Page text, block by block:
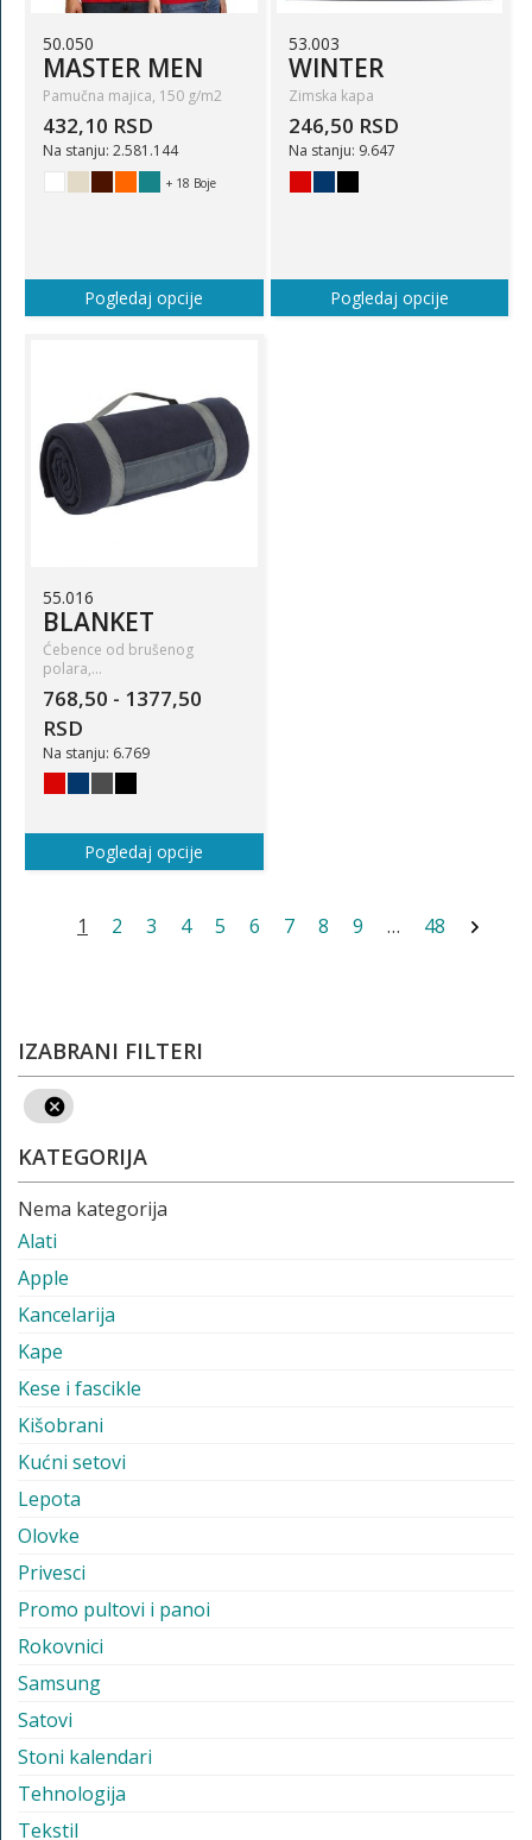
50.050
MASTER MEN
Pamučna majica, 150 g/m2
432,10 RSD
Na stanju: 2.581.144
+ 18 Boje
Pogledaj opcije
53.003
WINTER
Zimska kapa
246,50 RSD
Na stanju: 9.647
Pogledaj opcije
55.016
BLANKET
Ćebence od brušenog
polara,…
768,50 - 1377,50
RSD
Na stanju: 6.769
Pogledaj opcije
1 2 3 4 5 6 7 8 9 … 48
IZABRANI FILTERI
KATEGORIJA
Nema kategorija
Alati
Apple
Kancelarija
Kape
Kese i fascikle
Kišobrani
Kućni setovi
Lepota
Olovke
Privesci
Promo pultovi i panoi
Rokovnici
Samsung
Satovi
Stoni kalendari
Tehnologija
Tekstil